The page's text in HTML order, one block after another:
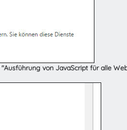
"Ausführung von JavaScript für alle